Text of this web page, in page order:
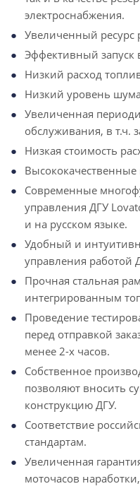
электроснабжения.
Увеличенный ресурс
Эффективный запуск
Низкий расход
Низкий уровень
Увеличенная
обслуживания, в т.ч.
Низкая стоимость
Высококачественные
Современные
управления ДГУ
и на русском языке.
Удобный и
управления работой
Прочная стальная
интегрированным
Проведение
перед отправкой
менее 2-х часов.
Собственное
позволяют вносить
конструкцию ДГУ.
Соответствие
стандартам.
Увеличенная
моточасов